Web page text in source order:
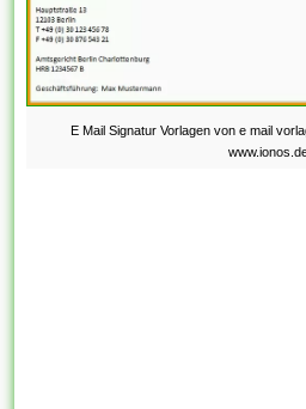
E Mail Signatur Vorlagen von e mail